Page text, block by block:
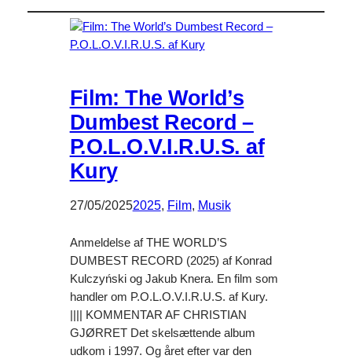
Film: The World’s
Dumbest Record –
P.O.L.O.V.I.R.U.S. af
Kury
27/05/20252025, Film, Musik
Anmeldelse af THE WORLD’S
DUMBEST RECORD (2025) af Konrad
Kulczyński og Jakub Knera. En film som
handler om P.O.L.O.V.I.R.U.S. af Kury.
|||| KOMMENTAR AF CHRISTIAN
GJØRRET Det skelsættende album
udkom i 1997. Og året efter var den